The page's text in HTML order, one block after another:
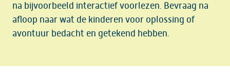
na bijvoorbeeld interactief voorlezen. Bevraag na
afloop naar wat de kinderen voor oplossing of
avontuur bedacht en getekend hebben.